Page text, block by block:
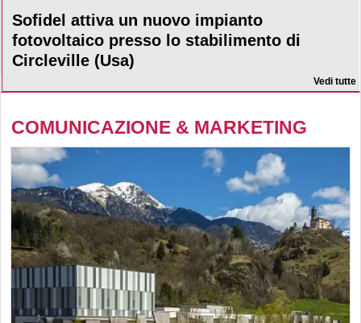
Sofidel attiva un nuovo impianto
fotovoltaico presso lo stabilimento di
Circleville (Usa)
Vedi tutte
COMUNICAZIONE & MARKETING